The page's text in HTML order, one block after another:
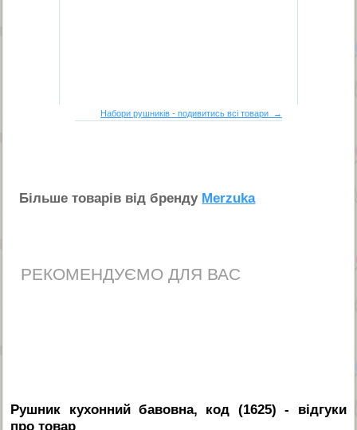
Набори рушників - подивитись всі товари →
Бiльше товарiв вiд бренду Merzuka
РЕКОМЕНДУЄМО ДЛЯ ВАС
Рушник кухонний бавовна, код (1625) - вiдгуки
про товар